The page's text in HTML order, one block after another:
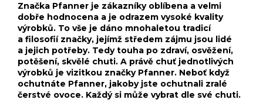
Značka Pfanner je zákazníky oblíbena a velmi
dobře hodnocena a je odrazem vysoké kvality
výrobků. To vše je dáno mnohaletou tradicí
a filosofií značky, jejímž středem zájmu jsou lidé
a jejich potřeby. Tedy touha po zdraví, osvěžení,
potěšení, skvělé chuti. A právě chuť jednotlivých
výrobků je vizitkou značky Pfanner. Neboť když
ochutnáte Pfanner, jakoby jste ochutnali zralé
čerstvé ovoce. Každý si může vybrat dle své chuti.